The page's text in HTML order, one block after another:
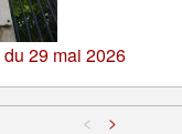
29 mai 2026
< >